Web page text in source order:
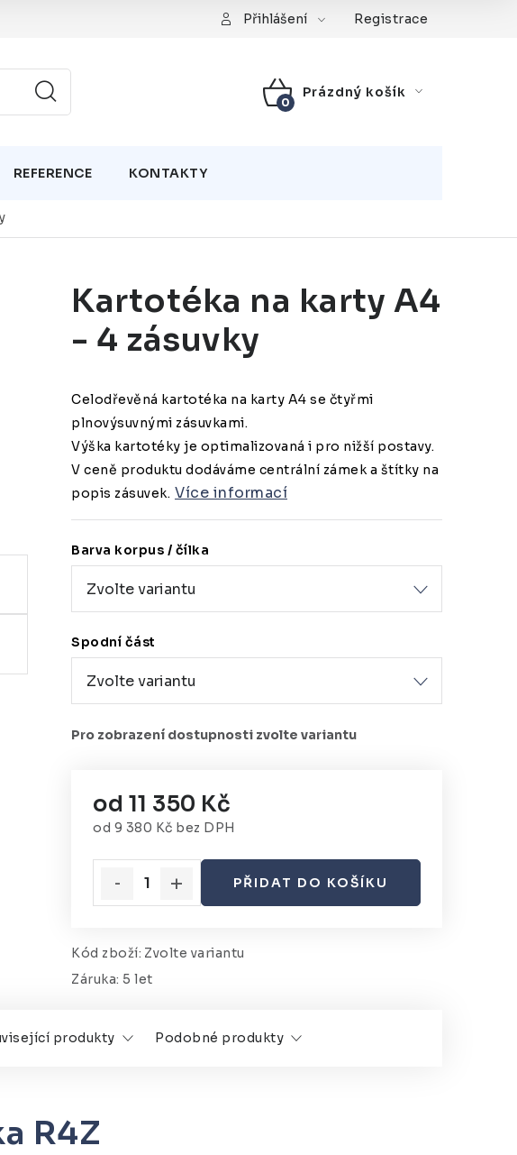
Přihlášení Registrace
NÁKUPNÍ
Prázdný košík
REFERENCE KONTAKTY
Kartotéka na karty A4
- 4 zásuvky
Celodřevěná kartotéka na karty A4 se čtyřmi
plnovýsuvnými zásuvkami.
Výška kartotéky je optimalizovaná i pro nižší postavy.
V ceně produktu dodáváme centrální zámek a štítky na
popis zásuvek. Více informací
Barva korpus / čílka
Spodní část
od 11 350 Kč
od 9 380 Kč bez DPH
PŘIDAT DO KOŠÍKU
Kód zboží: Zvolte variantu
Záruka: 5 let
produkty Podobné produkty
R4Z